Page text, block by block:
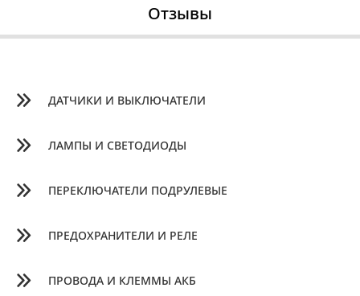
Отзывы
ДАТЧИКИ И ВЫКЛЮЧАТЕЛИ
ЛАМПЫ И СВЕТОДИОДЫ
ПЕРЕКЛЮЧАТЕЛИ ПОДРУЛЕВЫЕ
ПРЕДОХРАНИТЕЛИ И РЕЛЕ
ПРОВОДА И КЛЕММЫ АКБ